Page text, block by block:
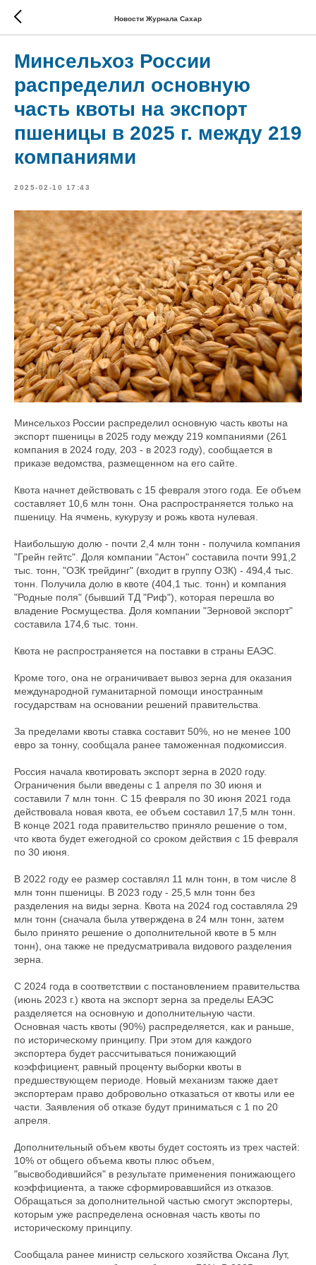
Новости Журнала Сахар
Минсельхоз России
распределил основную
часть квоты на экспорт
пшеницы в 2025 г. между 219
компаниями
2025-02-10 17:43
Минсельхоз России распределил основную часть квоты на
экспорт пшеницы в 2025 году между 219 компаниями (261
компания в 2024 году, 203 - в 2023 году), сообщается в
приказе ведомства, размещенном на его сайте.
Квота начнет действовать с 15 февраля этого года. Ее объем
составляет 10,6 млн тонн. Она распространяется только на
пшеницу. На ячмень, кукурузу и рожь квота нулевая.
Наибольшую долю - почти 2,4 млн тонн - получила компания
"Грейн гейтс". Доля компании "Астон" составила почти 991,2
тыс. тонн, "ОЗК трейдинг" (входит в группу ОЗК) - 494,4 тыс.
тонн. Получила долю в квоте (404,1 тыс. тонн) и компания
"Родные поля" (бывший ТД "Риф"), которая перешла во
владение Росмущества. Доля компании "Зерновой экспорт"
составила 174,6 тыс. тонн.
Квота не распространяется на поставки в страны ЕАЭС.
Кроме того, она не ограничивает вывоз зерна для оказания
международной гуманитарной помощи иностранным
государствам на основании решений правительства.
За пределами квоты ставка составит 50%, но не менее 100
евро за тонну, сообщала ранее таможенная подкомиссия.
Россия начала квотировать экспорт зерна в 2020 году.
Ограничения были введены с 1 апреля по 30 июня и
составили 7 млн тонн. С 15 февраля по 30 июня 2021 года
действовала новая квота, ее объем составил 17,5 млн тонн.
В конце 2021 года правительство приняло решение о том,
что квота будет ежегодной со сроком действия с 15 февраля
по 30 июня.
В 2022 году ее размер составлял 11 млн тонн, в том числе 8
млн тонн пшеницы. В 2023 году - 25,5 млн тонн без
разделения на виды зерна. Квота на 2024 год составляла 29
млн тонн (сначала была утверждена в 24 млн тонн, затем
было принято решение о дополнительной квоте в 5 млн
тонн), она также не предусматривала видового разделения
зерна.
С 2024 года в соответствии с постановлением правительства
(июнь 2023 г.) квота на экспорт зерна за пределы ЕАЭС
разделяется на основную и дополнительную части.
Основная часть квоты (90%) распределяется, как и раньше,
по историческому принципу. При этом для каждого
экспортера будет рассчитываться понижающий
коэффициент, равный проценту выборки квоты в
предшествующем периоде. Новый механизм также дает
экспортерам право добровольно отказаться от квоты или ее
части. Заявления об отказе будут приниматься с 1 по 20
апреля.
Дополнительный объем квоты будет состоять из трех частей:
10% от общего объема квоты плюс объем,
"высвободившийся" в результате применения понижающего
коэффициента, а также сформировавшийся из отказов.
Обращаться за дополнительной частью смогут экспортеры,
которым уже распределена основная часть квоты по
историческому принципу.
Сообщала ранее министр сельского хозяйства Оксана Лут,